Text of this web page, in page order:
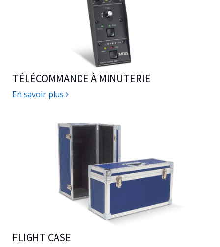
TÉLÉCOMMANDE À MINUTERIE
En savoir plus
FLIGHT CASE